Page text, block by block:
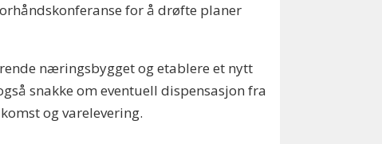
for å drøfte planer
næringsbygget og etablere et nytt
snakke om eventuell dispensasjon fra
og varelevering.